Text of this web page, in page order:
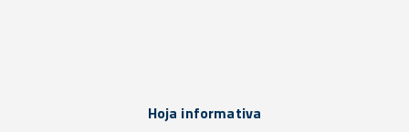
Hoja informativa